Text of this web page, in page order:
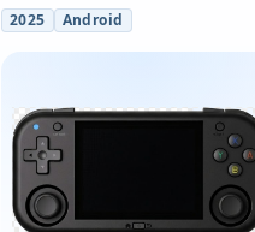
2025 Android